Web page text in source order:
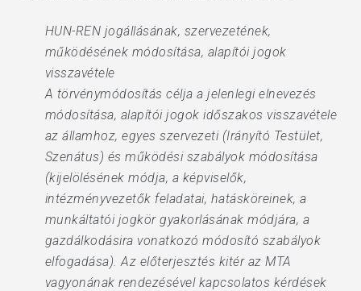
HUN-REN jogállásának, szervezetének,
működésének módosítása, alapítói jogok
visszavétele
A törvénymódosítás célja a jelenlegi elnevezés
módosítása, alapítói jogok időszakos visszavétele
az államhoz, egyes szervezeti (Irányító Testület,
Szenátus) és működési szabályok módosítása
(kijelölésének módja, a képviselők,
intézményvezetők feladatai, hatásköreinek, a
munkáltatói jogkör gyakorlásának módjára, a
gazdálkodásira vonatkozó módosító szabályok
elfogadása). Az előterjesztés kitér az MTA
vagyonának rendezésével kapcsolatos kérdések